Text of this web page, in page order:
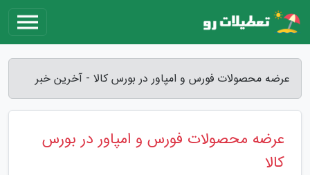
عرضه محصولات فورس و امپاور در بورس کالا - آخرین خبر
عرضه محصولات فورس و امپاور در بورس
کالا